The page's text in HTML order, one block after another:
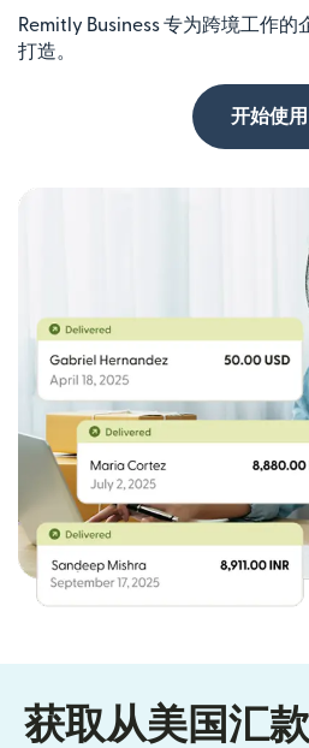
Remitly Business 专为跨境工作
打造。
开始使用
获取从美国汇